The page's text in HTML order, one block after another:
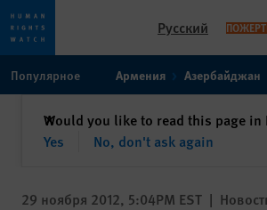
toto
content
Русский
Популярное Армения Азербайджан
Would you like to read this page in
Yes
No, don't ask again
✕закрыть
29 ноября 2012, 5:04PM EST |